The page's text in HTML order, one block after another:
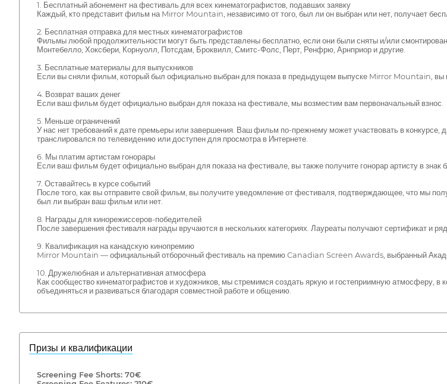
1. Бесплатный абонемент на фестиваль для всех кинематографистов, подавших заявку
Каждый, кто представит фильм на Mirror Mountain, независимо от того, был ли он выбран или нет, получает
2. Бесплатная отправка для местных кинематографистов
Фильмы любой продолжительности могут быть представлены бесплатно, если они были сняты и/или
Монтебелло, Хоксбери, Корнуолл, Потсдам, Броквилл, Смитс-Фолс, Перт, Ренфрю, Арнприор и другие.
3. Бесплатные материалы для выпускников
Если вы сняли фильм, который был официально выбран для показа в предыдущем выпуске Mirror Mountain, вы
4. Возврат ваших денег
Если ваш фильм будет официально выбран для показа на фестивале, мы возместим вам первоначальный взнос.
5. Меньше ограничений
У нас нет требований к дате премьеры или завершения. Ваш фильм по-прежнему может участвовать в конкурсе,
транслировался по телевидению или доступен для просмотра в Интернете.
6. Мы платим артистам гонорары
Если ваш фильм будет официально выбран для показа на фестивале, вы также получите гонорар артисту в знак
7. Оставайтесь в курсе событий
После того, как вы отправите свой фильм, вы получите уведомление от фестиваля, подтверждающее, что мы
был ли выбран ваш фильм или нет.
8. Награды для кинорежиссеров-победителей
После завершения фестиваля награды вручаются в нескольких категориях. Лауреаты получают сертификат и
9. Квалификация на канадскую кинопремию
Mirror Mountain — официальный отборочный фестиваль на премию Canadian Screen Awards, выбранный
10. Дружелюбная и альтернативная атмосфера
Как сообщество кинематографистов и художников, мы стремимся создать яркую и гостеприимную атмосферу, в
объединяться и развиваться благодаря совместной работе и общению.
Призы и квалификации
Screening Fee Shorts: 70€